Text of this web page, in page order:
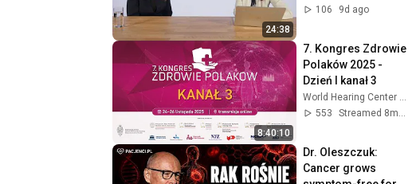
24:38
prezeska Siemens
106
9d ago
8:40:10
7. Kongres Zdrowie
Polaków 2025 -
Dzień I kanał 3
553
Dr. Oleszczuk:
Cancer grows